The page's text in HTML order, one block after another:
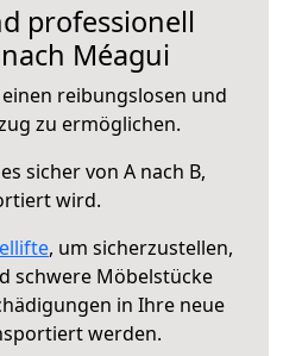
professionell
Méagui
reibungslosen und
zu ermöglichen.
sicher von A nach B,
wird.
, um sicherzustellen,
schwere Möbelstücke
in Ihre neue
werden.